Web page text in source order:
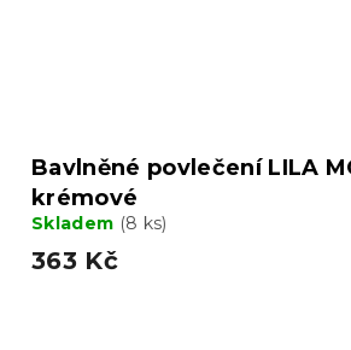
Bavlněné povlečení LILA
krémové
Skladem (8 ks)
363 Kč